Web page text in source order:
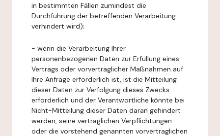
in bestimmten Fällen zumindest die
Durchführung der betreffenden Verarbeitung
verhindert wird);
- wenn die Verarbeitung Ihrer
personenbezogenen Daten zur Erfüllung eines
Vertrags oder vorvertraglicher Maßnahmen auf
Ihre Anfrage erforderlich ist, ist die Mitteilung
dieser Daten zur Verfolgung dieses Zwecks
erforderlich und der Verantwortliche könnte bei
Nicht-Mitteilung dieser Daten daran gehindert
werden, seine vertraglichen Verpflichtungen
oder die vorstehend genannten vorvertraglichen